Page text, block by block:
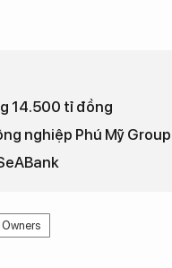
14.500 tỉ đồng
nghiệp Phú Mỹ Group